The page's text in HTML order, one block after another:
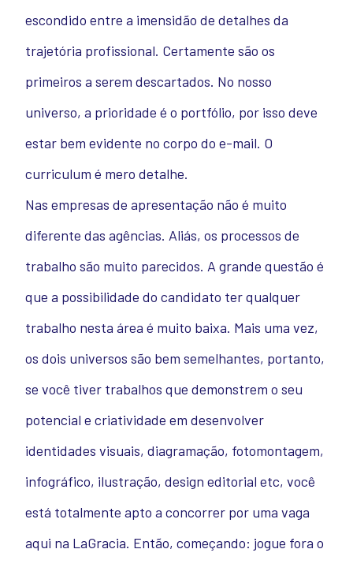
escondido entre a imensidão de detalhes da
trajetória profissional. Certamente são os
primeiros a serem descartados. No nosso
universo, a prioridade é o portfólio, por isso deve
estar bem evidente no corpo do e-mail. O
curriculum é mero detalhe.
Nas empresas de apresentação não é muito
diferente das agências. Aliás, os processos de
trabalho são muito parecidos. A grande questão é
que a possibilidade do candidato ter qualquer
trabalho nesta área é muito baixa. Mais uma vez,
os dois universos são bem semelhantes, portanto,
se você tiver trabalhos que demonstrem o seu
potencial e criatividade em desenvolver
identidades visuais, diagramação, fotomontagem,
infográfico, ilustração, design editorial etc, você
está totalmente apto a concorrer por uma vaga
aqui na LaGracia. Então, começando: jogue fora o